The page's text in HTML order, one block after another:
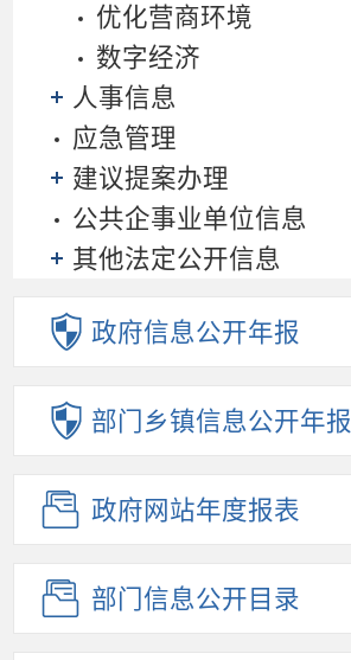
优化营商环境
数字经济
人事信息
应急管理
建议提案办理
公共企事业单位信息
其他法定公开信息
政府信息公开年报
部门乡镇信息公开年报
政府网站年度报表
部门信息公开目录